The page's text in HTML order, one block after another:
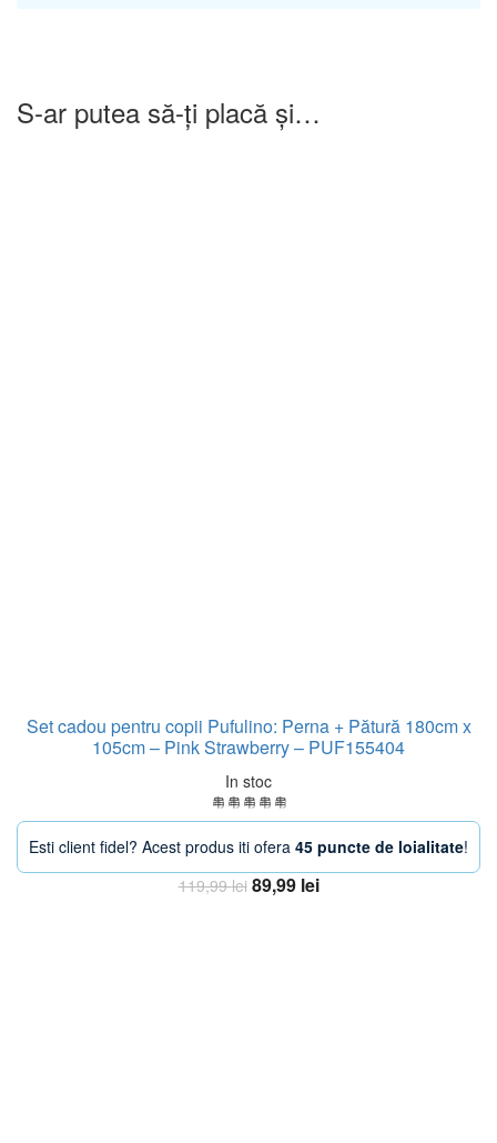
S-ar putea să-ți placă și…
Set cadou pentru copii Pufulino: Perna + Pătură 180cm x
105cm – Pink Strawberry – PUF155404
In stoc
Esti client fidel? Acest produs iti ofera 45 puncte de loialitate!
119,99lei Prețul
89,99 leiPrețul